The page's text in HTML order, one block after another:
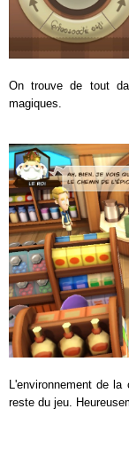
On trouve de tout
magiques.
L'environnement de
reste du jeu.